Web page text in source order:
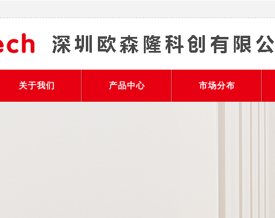
关于我们 产品中心 市场分布